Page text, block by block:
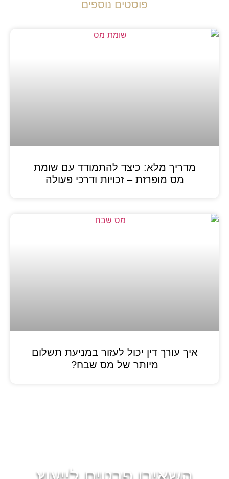
פוסטים נוספים
מדריך מלא: כיצד להתמודד עם שומת
מס מופרזת – זכויות ודרכי פעולה
איך עורך דין יכול לעזור במניעת תשלום
מיותר של מס שבח?